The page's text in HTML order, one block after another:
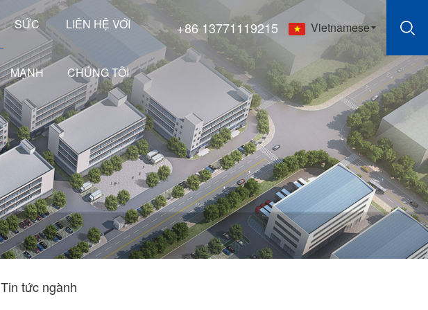
SỨC
MẠNH
LIÊN HỆ VỚI
CHÚNG TÔI
+86 13771119215 Vietnamese
Tin tức ngành